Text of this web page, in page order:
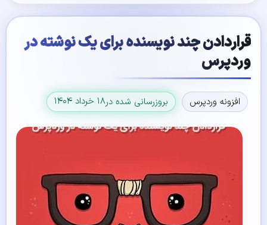
قراردادن چند نویسنده برای یک نوشته در
وردپرس
افزونه وردپرس بروزرسانی شده در۱۸ خرداد ۱۴۰۴